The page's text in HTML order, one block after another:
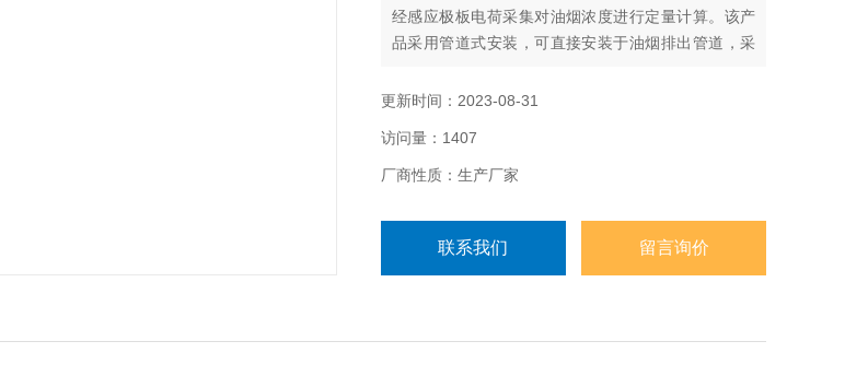
经感应极板电荷采集对油烟浓度进行定量计算。该产
品采用管道式安装，可直接安装于油烟排出管道，采
的油烟环境。产品采用485还信接口，标志ModBus-
件等直接进行通信。
更新时间：2023-08-31
访问量：1407
厂商性质：生产厂家
联系我们 留言询价